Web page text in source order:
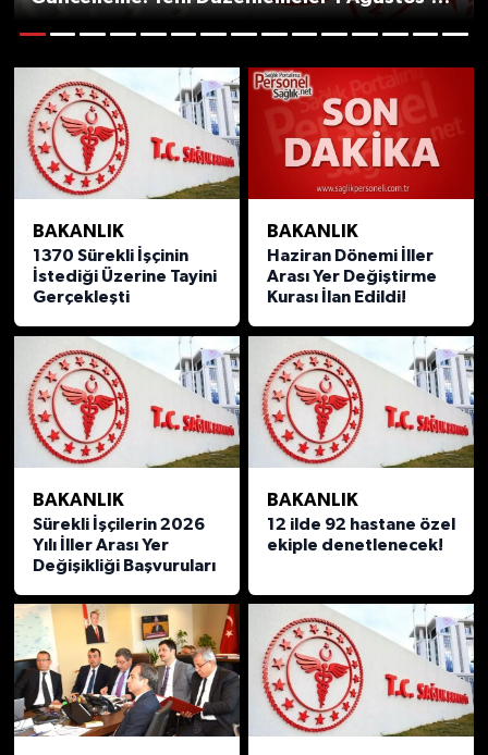
BAKANLIK
1370 Sürekli İşçinin
İstediği Üzerine Tayini
Gerçekleşti
BAKANLIK
Haziran Dönemi İller
Arası Yer Değiştirme
Kurası İlan Edildi!
BAKANLIK
Sürekli İşçilerin 2026
Yılı İller Arası Yer
Değişikliği Başvuruları
BAKANLIK
12 ilde 92 hastane özel
ekiple denetlenecek!